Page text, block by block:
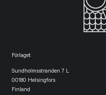
Förlaget
Sundholmsstranden 7 L
00180 Helsingfors
Finland